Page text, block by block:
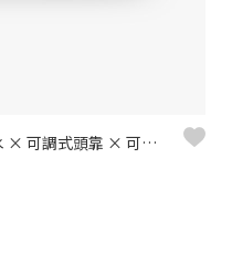
卡芮兒L型貓抓布沙發｜耐磨防潑水 × 可調式頭靠 × 可拆洗布套 – 擇木深耕